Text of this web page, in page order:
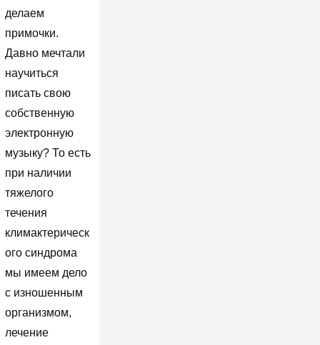
делаем
примочки.
Давно мечтали
научиться
писать свою
собственную
электронную
музыку? То есть
при наличии
тяжелого
течения
климактерическ
ого синдрома
мы имеем дело
с изношенным
организмом,
лечение